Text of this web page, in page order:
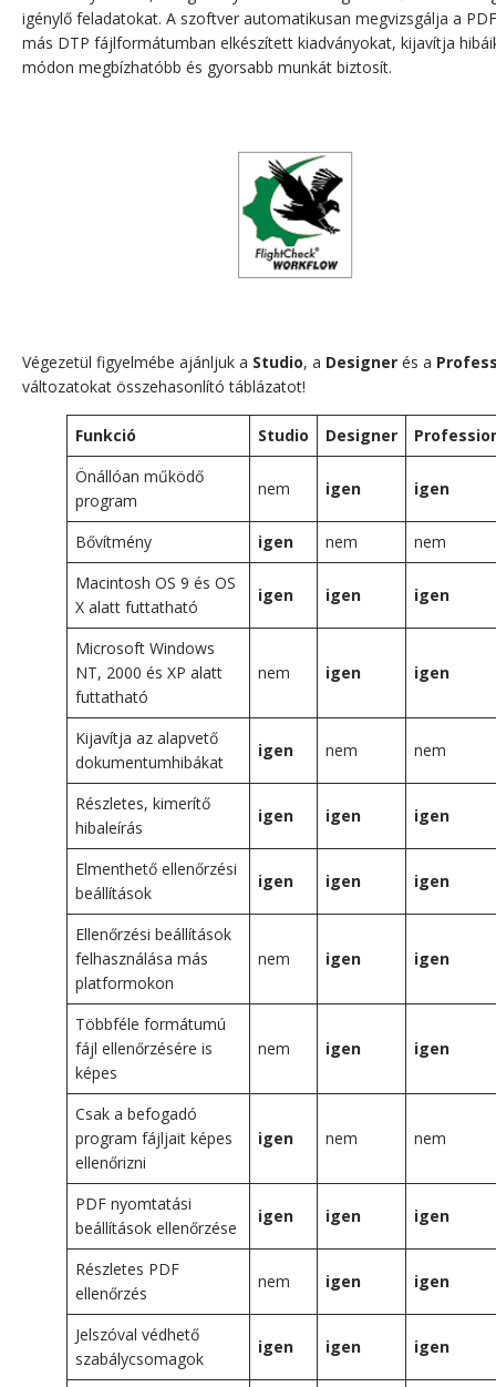
igénylő feladatokat. A szoftver automatikusan megvizsgálja a
más DTP fájlformátumban elkészített kiadványokat, kijavítja
módon megbízhatóbb és gyorsabb munkát biztosít.
Végezetül figyelmébe ajánljuk a Studio, a Designer és a
változatokat összehasonlító táblázatot!
Funkció Studio Designer
Önállóan működő
program
nem igen igen
Bővítmény igen nem
nem
Macintosh OS 9 és OS
X alatt futtatható
igen igen igen
Microsoft Windows
NT, 2000 és XP alatt
futtatható
nem igen igen
Kijavítja az alapvető
dokumentumhibákat
igen nem nem
Részletes, kimerítő
hibaleírás
igen igen igen
Elmenthető ellenőrzési
beállítások
igen igen igen
Ellenőrzési beállítások
felhasználása más
platformokon
nem igen igen
Többféle formátumú
fájl ellenőrzésére is
képes
nem igen igen
Csak a befogadó
program fájljait képes
ellenőrizni
igen nem nem
PDF nyomtatási
beállítások ellenőrzése
igen igen igen
Részletes PDF
ellenőrzés
nem igen igen
Jelszóval védhető
szabálycsomagok
igen igen igen